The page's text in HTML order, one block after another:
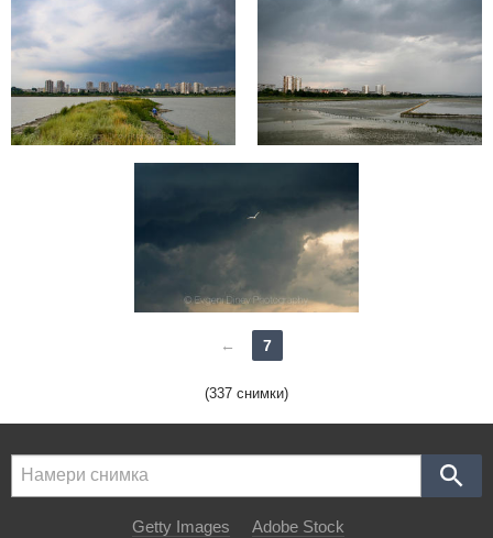
← 7
(337 снимки)
Getty Images Adobe Stock